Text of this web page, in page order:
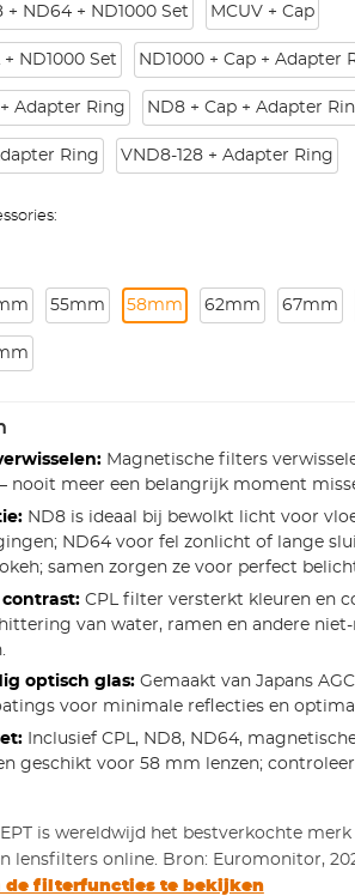
+ ND64 + ND1000 Set MCUV + Cap
+ ND1000 Set ND1000 + Cap + Adapter
Adapter Ring ND8 + Cap + Adapter
Ring VND8-128 + Adapter Ring
55mm 58mm 62mm 67mm
Magnetische filters
nooit meer een belangrijk moment
ND8 is ideaal bij bewolkt licht voor
ND64 voor fel zonlicht of lange
samen zorgen ze voor perfect
contrast:CPL filter versterkt kleuren en
van water, ramen en andere
optisch glas:Gemaakt van Japans
voor minimale reflecties en
Inclusief CPL, ND8, ND64,
geschikt voor 58 mm lenzen;
is wereldwijd het bestverkochte
lensfilters online. Bron: Euromonitor,
de filterfuncties te bekijken